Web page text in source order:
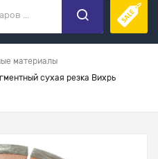
материалы
сухая резка Вихрь